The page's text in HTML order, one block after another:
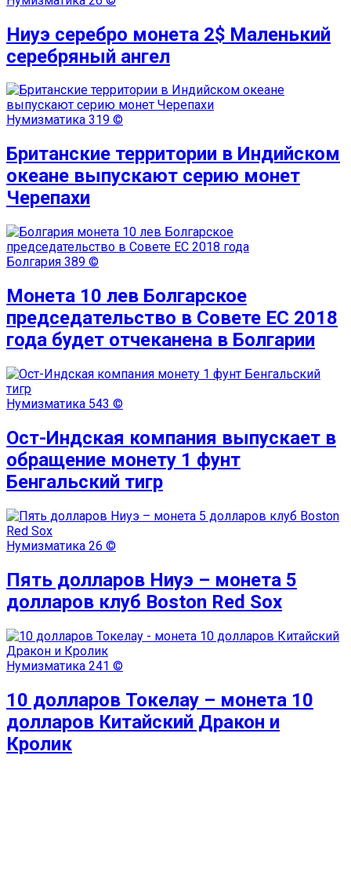
Ниуэ серебро монета 2$ Маленький
серебряный ангел
Нумизматика 319 ©
Британские территории в Индийском
океане выпускают серию монет
Черепахи
Болгария 389 ©
Монета 10 лев Болгарское
председательство в Совете ЕС 2018
года будет отчеканена в Болгарии
Нумизматика 543 ©
Ост-Индская компания выпускает в
обращение монету 1 фунт
Бенгальский тигр
Нумизматика 26 ©
Пять долларов Ниуэ – монета 5
долларов клуб Boston Red Sox
Нумизматика 241 ©
10 долларов Токелау – монета 10
долларов Китайский Дракон и
Кролик